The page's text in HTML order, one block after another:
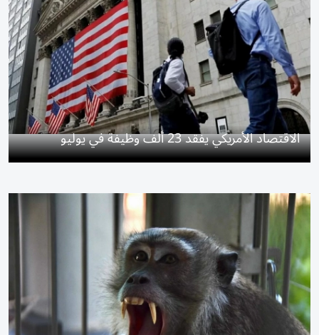
الاقتصاد الأمريكي يفقد 23 ألف وظيفة في يوليو